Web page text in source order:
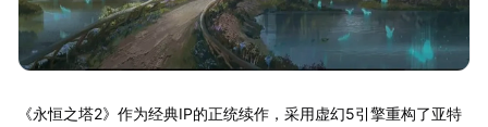
《永恒之塔2》作为经典IP的正统续作，采用虚幻5引擎重构了亚特